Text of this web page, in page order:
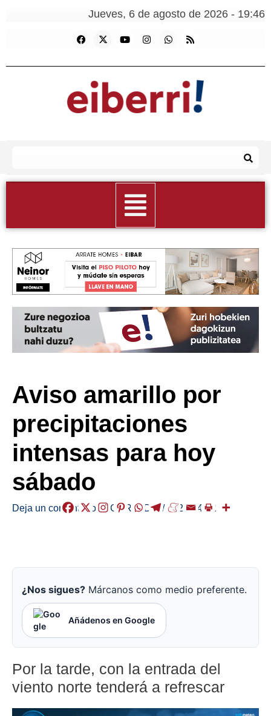
Jueves, 6 de agosto de 2026 - 19:46
Aviso amarillo por
precipitaciones
intensas para hoy
sábado
Deja un comentario /EGURALDIA/ 2025-04-12
¿Nos sigues? Márcanos como medio preferente.
Añádenos en Google
Por la tarde, con la entrada del
viento norte tenderá a refrescar